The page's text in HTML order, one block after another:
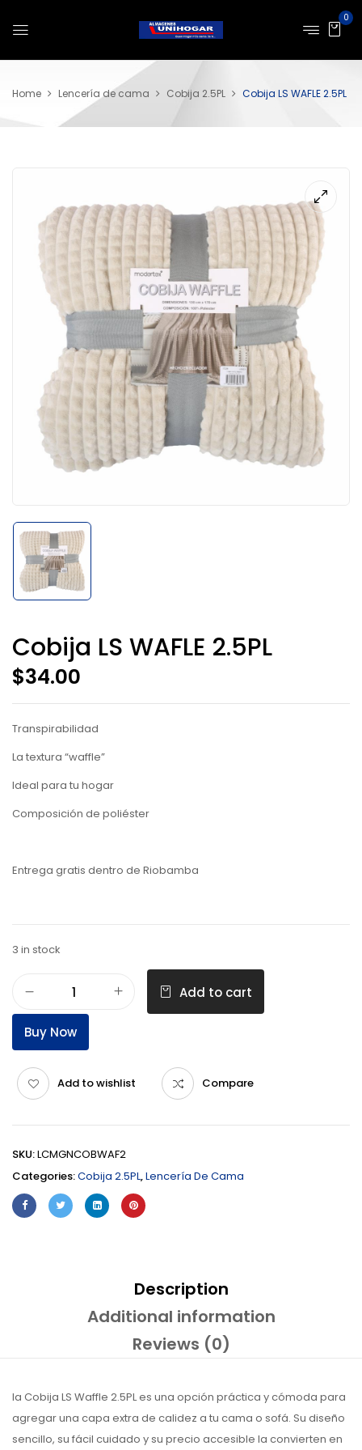
0
Home Lencería de cama Cobija 2.5PL Cobija LS WAFLE 2.5PL
Cobija LS WAFLE 2.5PL
$34.00
Transpirabilidad
La textura “waffle”
Ideal para tu hogar
Composición de poliéster
Entrega gratis dentro de Riobamba
3 in stock
Add to cart
Buy Now
Add to wishlist Compare
SKU:LCMGNCOBWAF2
Categories:Cobija 2.5PL,Lencería De Cama
Description
Additional information
Reviews (0)
la Cobija LS Waffle 2.5PL es una opción práctica y cómoda para
agregar una capa extra de calidez a tu cama o sofá. Su diseño
sencillo, su fácil cuidado y su precio accesible la convierten en